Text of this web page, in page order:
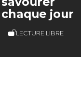
chaque jour
LECTURE LIBRE